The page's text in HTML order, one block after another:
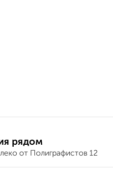
рядом
от Полиграфистов 12